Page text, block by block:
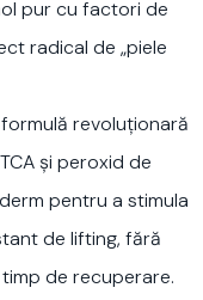
pur cu factori de
radical de „piele
formulă revoluționară
și peroxid de
pentru a stimula
de lifting, fără
de recuperare.